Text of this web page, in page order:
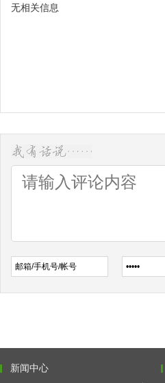
无相关信息
新闻中心